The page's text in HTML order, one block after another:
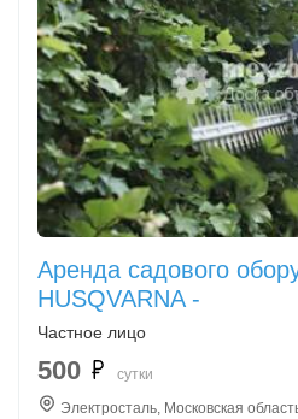
Аренда садового
HUSQVARNA -
Частное лицо
500
сутки
Электросталь, Московская